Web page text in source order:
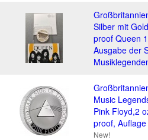
Silber mit
proof Queen
Ausgabe der
Music
Pink Floyd,2
proof,
New!